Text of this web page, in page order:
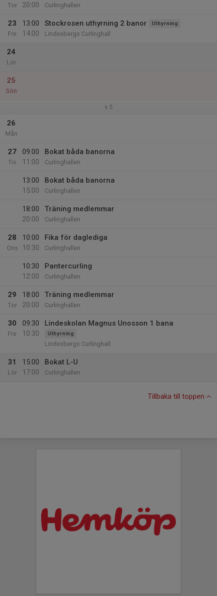
Tor
20:00
Curlinghallen
23
Fre
13:00
14:00
Stockrosen uthyrning 2 banor Uthyrning
Lindesbergs Curlinghall
24
Lör
25
Sön
v.5
26
Mån
27
Tis
09:00
11:00
Bokat båda banorna
Curlinghallen
13:00
15:00
Bokat båda banorna
Curlinghallen
18:00
20:00
Träning medlemmar
Curlinghallen
28
Ons
10:00
10:30
Fika för daglediga
Curlinghallen
10:30
12:00
Pantercurling
Curlinghallen
29
Tor
18:00
20:00
Träning medlemmar
Curlinghallen
30
Fre
09:30
10:30
Lindeskolan Magnus Unosson 1 bana
Uthyrning
Lindesbergs Curlinghall
31
Lör
15:00
17:00
Bokat L-U
Curlinghallen
Tillbaka till toppen